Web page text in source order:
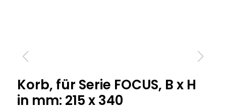
Korb, für Serie FOCUS, B x H
in mm: 215 x 340